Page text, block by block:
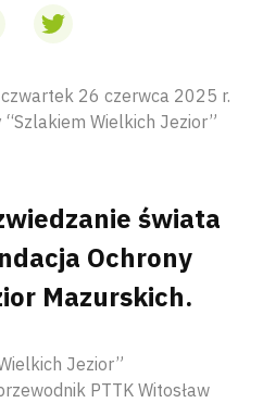
26 czerwca 2025 r.
Wielkich Jezior”
świata
Ochrony
Mazurskich.
Jezior”
PTTK Witosław